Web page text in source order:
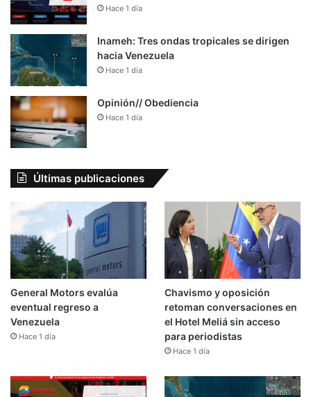
Hace 1 día
Inameh: Tres ondas tropicales se dirigen
hacia Venezuela
Hace 1 día
Opinión// Obediencia
Hace 1 día
Últimas publicaciones
General Motors evalúa
eventual regreso a
Venezuela
Hace 1 día
Chavismo y oposición
retoman conversaciones en
el Hotel Meliá sin acceso
para periodistas
Hace 1 día